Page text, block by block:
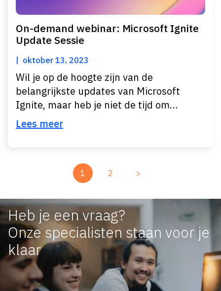
On-demand webinar: Microsoft Ignite
Update Sessie
oktober 13, 2023
Wil je op de hoogte zijn van de
belangrijkste updates van Microsoft
Ignite, maar heb je niet de tijd om…
Lees meer
1 2 >
Heb je een vraag?
Onze specialisten staan voor je
klaar